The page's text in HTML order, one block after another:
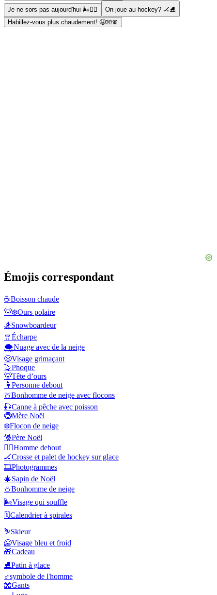
Je ne sors pas aujourd'hui 🌬🧍‍♂️
On joue au hockey? 🏒⛸
Habillez-vous plus chaudement! 😬🧤🧣
Émojis correspondant
☕Boisson chaude
🐻‍❄️Ours polaire
🏂Snowboardeur
🧣Écharpe
🌨️Nuage avec de la neige
😬Visage grimaçant
🦭Phoque
🐻Tête d’ours
🧍 Personne debout
☃️Bonhomme de neige avec flocons
🎣Canne à pêche avec poisson
🤶Mère Noël
❄️Flocon de neige
🎅Père Noël
🧍‍♂️Homme debout
🏒Crosse et palet de hockey sur glace
🎞️Photogrammes
🎄Sapin de Noël
⛄Bonhomme de neige
🌬️Visage qui souffle
🗓️Calendrier à spirales
⛷️Skieur
🥶Visage bleu et froid
🎁Cadeau
⛸️Patin à glace
♂️symbole de l'homme
🧤Gants